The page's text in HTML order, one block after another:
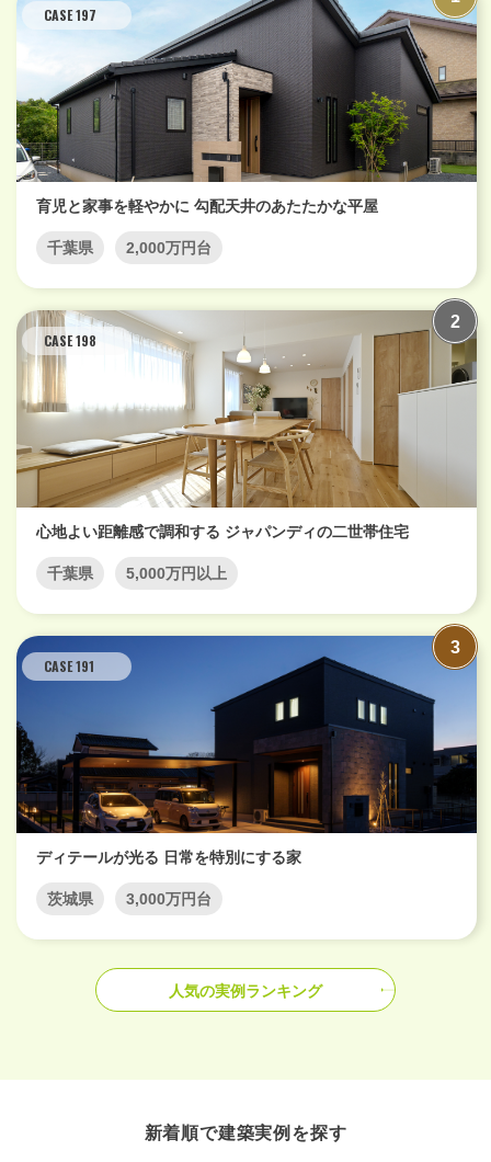
CASE 197
育児と家事を軽やかに 勾配天井のあたたかな平屋
千葉県 2,000万円台
CASE 198
心地よい距離感で調和する ジャパンディの二世帯住宅
千葉県 5,000万円以上
CASE 191
ディテールが光る 日常を特別にする家
茨城県 3,000万円台
人気の実例ランキング
新着順で建築実例を探す